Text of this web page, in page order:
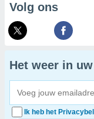
Volg ons
Het weer in uw
Ik heb het